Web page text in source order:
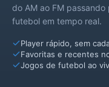
do AM ao FM
futebol em tempo real.
Player rápido, sem
Favoritas e recentes
Jogos de futebol ao